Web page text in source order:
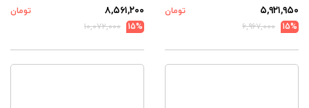
۵,۹۲۱,۹۵۰
تومان
15%
۶,۹۶۷,۰۰۰
۸,۵۶۱,۲۰۰
تومان
15%
۱۰,۰۷۲,۰۰۰